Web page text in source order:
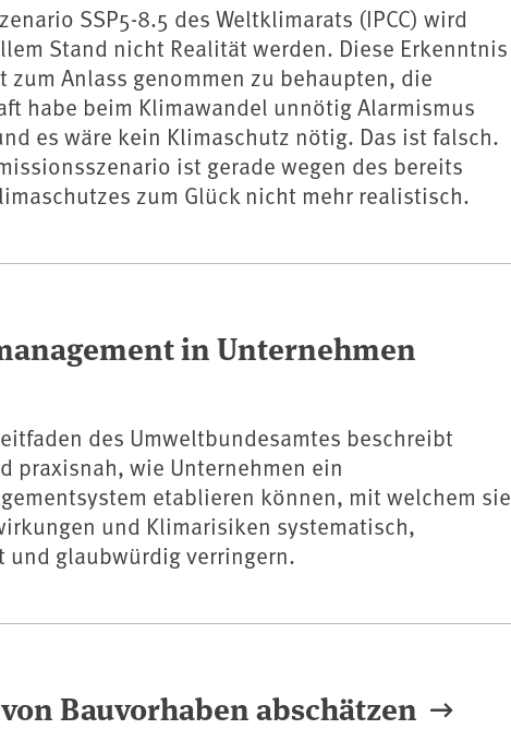
SSP5-8.5 des Weltklimarats (IPCC) wird
Stand nicht Realität werden. Diese Erkenntnis
zum Anlass genommen zu behaupten, die
habe beim Klimawandel unnötig Alarmismus
es wäre kein Klimaschutz nötig. Das ist falsch.
ist gerade wegen des bereits
zum Glück nicht mehr realistisch.
in Unternehmen
des Umweltbundesamtes beschreibt
praxisnah, wie Unternehmen ein
etablieren können, mit welchem sie
und Klimarisiken systematisch,
und glaubwürdig verringern.
Bauvorhaben abschätzen